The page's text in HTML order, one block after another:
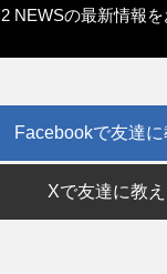
NEWSの最新情報
Facebookで友達に
Xで友達に教